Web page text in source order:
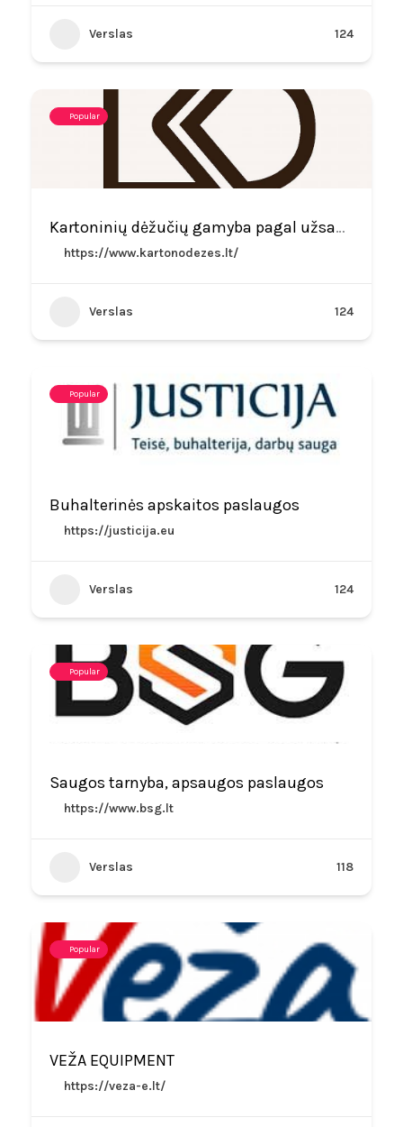
Verslas 124
Popular
Kartoninių dėžučių gamyba pagal užsakymą
https://www.kartonodezes.lt/
Verslas 124
Popular
Buhalterinės apskaitos paslaugos
https://justicija.eu
Verslas 124
Popular
Saugos tarnyba, apsaugos paslaugos
https://www.bsg.lt
Verslas 118
Popular
VEŽA EQUIPMENT
https://veza-e.lt/